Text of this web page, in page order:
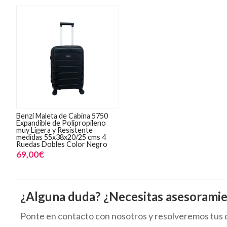
Benzi Maleta de Cabina 5750
Expandible de Polipropileno
muy Ligera y Resistente
medidas 55x38x20/25 cms 4
Ruedas Dobles Color Negro
69,00€
¿Alguna duda? ¿Necesitas
Ponte en contacto con nosotros y resolveremos tus